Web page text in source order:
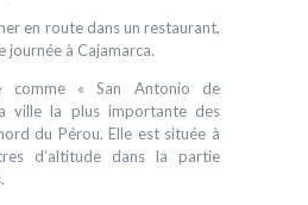
en route dans un restaurant,
journée à Cajamarca.
comme « San Antonio de
ville la plus importante des
du Pérou. Elle est située à
d’altitude dans la partie